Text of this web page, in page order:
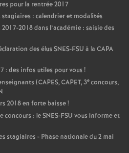
pour la rentrée 2017
: calendrier et modalités
2018 dans l’académie : saisie des
des élus SNES-FSU à la CAPA
: des infos utiles pour vous !
(CAPES, CAPET, 3e concours,
2018 en forte baisse!
: le SNES-FSU vous informe et
stagiaires - Phase nationale du 2 mai